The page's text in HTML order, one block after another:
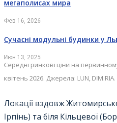
мегаполисах мира
Фев 16, 2026
Сучасні модульні будинки у
Июн 13, 2025
Середні ринкові ціни на
квітень 2026. Джерела: LUN, DIM.RIA.
Локації вздовж
Ірпінь) та біля Кільцевої